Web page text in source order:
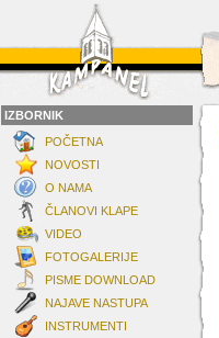
IZBORNIK
POČETNA
NOVOSTI
O NAMA
ČLANOVI KLAPE
VIDEO
FOTOGALERIJE
PISME DOWNLOAD
NAJAVE NASTUPA
INSTRUMENTI